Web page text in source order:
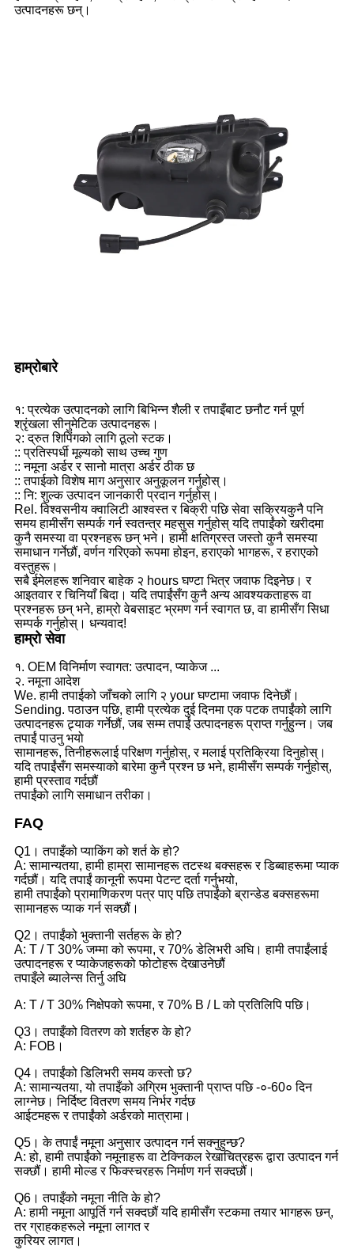
उत्पादनहरू छन्।
हाम्रोबारे
१: प्रत्येक उत्पादनको लागि बिभिन्न शैली र तपाइँबाट छनौट गर्न पूर्ण
श्रृंखला सीनुमेटिक उत्पादनहरू।
२: द्रुत शिपिंगको लागि ठूलो स्टक।
:: प्रतिस्पर्धी मूल्यको साथ उच्च गुण
:: नमूना अर्डर र सानो मात्रा अर्डर ठीक छ
:: तपाईको विशेष माग अनुसार अनुकूलन गर्नुहोस्।
:: नि: शुल्क उत्पादन जानकारी प्रदान गर्नुहोस्।
Rel. विश्वसनीय क्वालिटी आश्वस्त र बिक्री पछि सेवा सक्रियकुनै पनि
समय हामीसँग सम्पर्क गर्न स्वतन्त्र महसुस गर्नुहोस् यदि तपाईंको खरीदमा
कुनै समस्या वा प्रश्नहरू छन् भने। हामी क्षतिग्रस्त जस्तो कुनै समस्या
समाधान गर्नेछौं, वर्णन गरिएको रूपमा होइन, हराएको भागहरू, र हराएको
वस्तुहरू।
सबै ईमेलहरू शनिवार बाहेक २ hours घण्टा भित्र जवाफ दिइनेछ। र
आइतवार र चिनियाँ बिदा। यदि तपाईंसँग कुनै अन्य आवश्यकताहरू वा
प्रश्नहरू छन् भने, हाम्रो वेबसाइट भ्रमण गर्न स्वागत छ, वा हामीसँग सिधा
सम्पर्क गर्नुहोस्। धन्यवाद!
हाम्रो सेवा
१. OEM विनिर्माण स्वागत: उत्पादन, प्याकेज ...
२. नमूना आदेश
We. हामी तपाईको जाँचको लागि २ your घण्टामा जवाफ दिनेछौं।
Sending. पठाउन पछि, हामी प्रत्येक दुई दिनमा एक पटक तपाईंको लागि
उत्पादनहरू ट्र्याक गर्नेछौं, जब सम्म तपाईं उत्पादनहरू प्राप्त गर्नुहुन्न। जब
तपाईं पाउनु भयो
सामानहरू, तिनीहरूलाई परिक्षण गर्नुहोस्, र मलाई प्रतिक्रिया दिनुहोस्।
यदि तपाईंसँग समस्याको बारेमा कुनै प्रश्न छ भने, हामीसँग सम्पर्क गर्नुहोस्,
हामी प्रस्ताव गर्दछौं
तपाईंको लागि समाधान तरीका।
FAQ
Q1। तपाइँको प्याकिंग को शर्त के हो?
A: सामान्यतया, हामी हाम्रा सामानहरू तटस्थ बक्सहरू र डिब्बाहरूमा प्याक
गर्दछौं। यदि तपाईं कानूनी रूपमा पेटन्ट दर्ता गर्नुभयो,
हामी तपाईंको प्रामाणिकरण पत्र पाए पछि तपाईंको ब्रान्डेड बक्सहरूमा
सामानहरू प्याक गर्न सक्छौं।
Q2। तपाईंको भुक्तानी सर्तहरू के हो?
A: T / T 30% जम्मा को रूपमा, र 70% डेलिभरी अघि। हामी तपाईंलाई
उत्पादनहरू र प्याकेजहरूको फोटोहरू देखाउनेछौं
तपाइँले ब्यालेन्स तिर्नु अघि
A: T / T 30% निक्षेपको रूपमा, र 70% B / L को प्रतिलिपि पछि।
Q3। तपाइँको वितरण को शर्तहरु के हो?
A: FOB।
Q4। तपाईंको डिलिभरी समय कस्तो छ?
A: सामान्यतया, यो तपाइँको अग्रिम भुक्तानी प्राप्त पछि -०-60० दिन
लाग्नेछ। निर्दिष्ट वितरण समय निर्भर गर्दछ
आईटमहरू र तपाईंको अर्डरको मात्रामा।
Q5। के तपाईं नमूना अनुसार उत्पादन गर्न सक्नुहुन्छ?
A: हो, हामी तपाईंको नमूनाहरू वा टेक्निकल रेखाचित्रहरू द्वारा उत्पादन गर्न
सक्छौं। हामी मोल्ड र फिक्स्चरहरू निर्माण गर्न सक्दछौं।
Q6। तपाइँको नमूना नीति के हो?
A: हामी नमूना आपूर्ति गर्न सक्दछौं यदि हामीसँग स्टकमा तयार भागहरू छन्,
तर ग्राहकहरूले नमूना लागत र
कुरियर लागत।